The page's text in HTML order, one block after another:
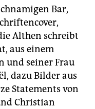
Bar,
Althen schreibt
aus einem
und seiner Frau
dazu Bilder aus
Statements von
Christian